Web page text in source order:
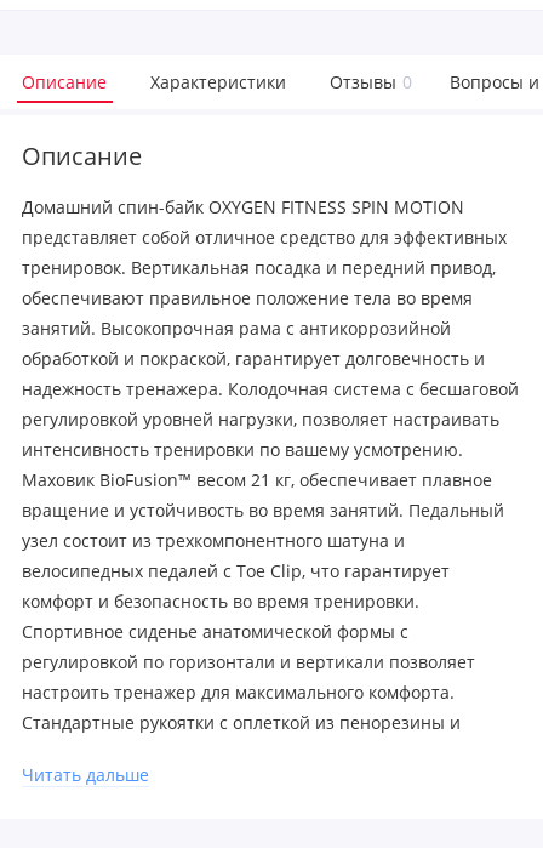
Описание Характеристики Отзывы 0 Вопросы и
Описание
Домашний спин-байк OXYGEN FITNESS SPIN MOTION
представляет собой отличное средство для эффективных
тренировок. Вертикальная посадка и передний привод,
обеспечивают правильное положение тела во время
занятий. Высокопрочная рама с антикоррозийной
обработкой и покраской, гарантирует долговечность и
надежность тренажера. Колодочная система с бесшаговой
регулировкой уровней нагрузки, позволяет настраивать
интенсивность тренировки по вашему усмотрению.
Маховик BioFusion™ весом 21 кг, обеспечивает плавное
вращение и устойчивость во время занятий. Педальный
узел состоит из трехкомпонентного шатуна и
велосипедных педалей с Toe Сlip, что гарантирует
комфорт и безопасность во время тренировки.
Спортивное сиденье анатомической формы с
регулировкой по горизонтали и вертикали позволяет
настроить тренажер для максимального комфорта.
Стандартные рукоятки с оплеткой из пенорезины и
удобство и разнообразие хвата во время тренировки.
Читать дальше